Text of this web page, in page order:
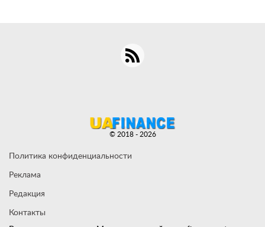
Политика конфиденциальности
Реклама
Редакция
Контакты
© 2018 - 2026